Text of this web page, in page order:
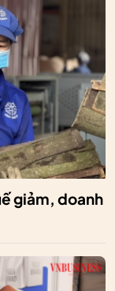
giảm, doanh